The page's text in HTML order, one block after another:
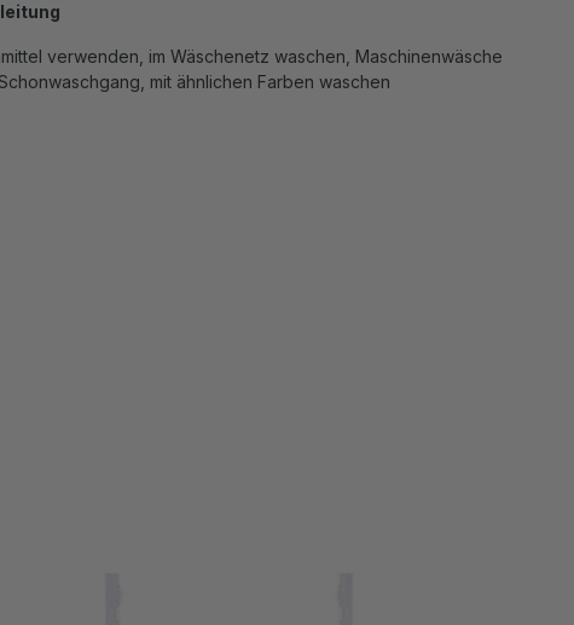
verwenden, im Wäschenetz waschen, Maschinenwäsche
mit ähnlichen Farben waschen